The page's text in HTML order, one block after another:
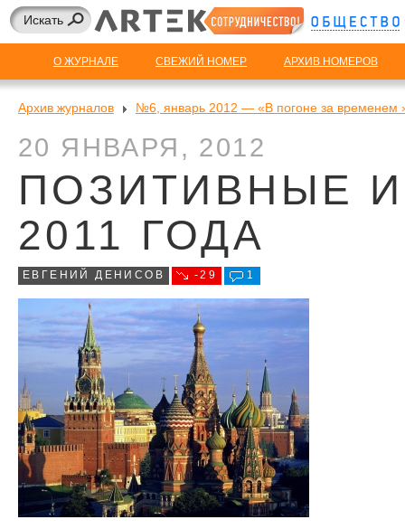
О ЖУРНАЛЕ СВЕЖИЙ НОМЕР АРХИВ НОМЕРОВ
Архив журналов №6, январь 2012 — «В погоне за временем
20 ЯНВАРЯ, 2012
ПОЗИТИВНЫЕ
2011 ГОДА
ЕВГЕНИЙ ДЕНИСОВ -29 1